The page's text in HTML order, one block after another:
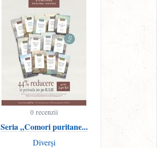
0 recenzii
Seria „Comori puritane...
Diverși